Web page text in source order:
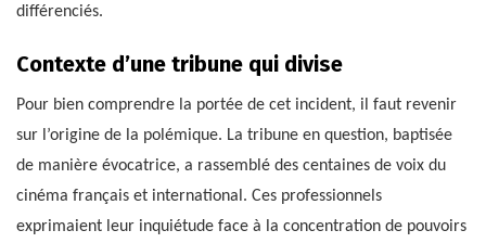
différenciés.
Contexte d’une tribune qui divise
Pour bien comprendre la portée de cet incident, il faut revenir
sur l’origine de la polémique. La tribune en question, baptisée
de manière évocatrice, a rassemblé des centaines de voix du
cinéma français et international. Ces professionnels
exprimaient leur inquiétude face à la concentration de pouvoirs